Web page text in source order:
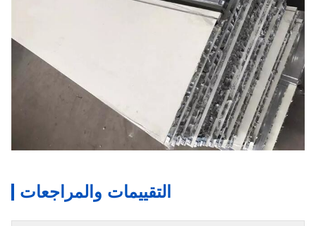
التقييمات والمراجعات